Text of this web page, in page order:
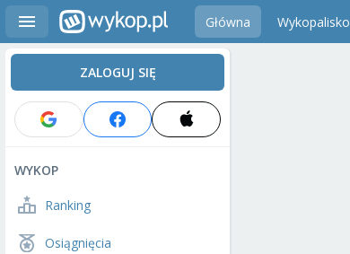
Główna Wykopalisko
ZALOGUJ SIĘ
WYKOP
Ranking
Osiągnięcia